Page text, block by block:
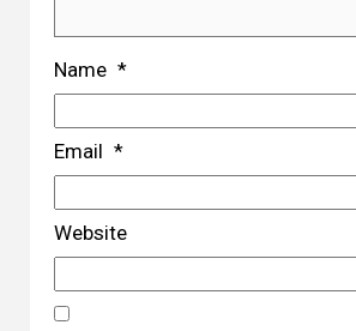
Name *
Email *
Website